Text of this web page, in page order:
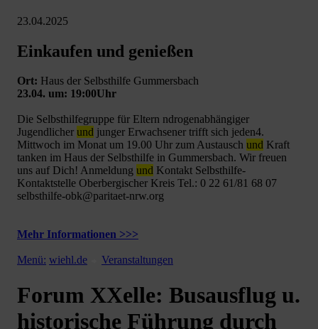
23.04.2025
Einkaufen und genießen
Ort: Haus der Selbsthilfe Gummersbach
23.04. um: 19:00Uhr
Die Selbsthilfegruppe für Eltern ndrogenabhängiger
Jugendlicher und junger Erwachsener trifft sich jeden4.
Mittwoch im Monat um 19.00 Uhr zum Austausch und Kraft
tanken im Haus der Selbsthilfe in Gummersbach. Wir freuen
uns auf Dich! Anmeldung und Kontakt Selbsthilfe-
Kontaktstelle Oberbergischer Kreis Tel.: 0 22 61/81 68 07
selbsthilfe-obk@paritaet-nrw.org
Mehr Informationen >>>
Menü: wiehl.de Veranstaltungen
Forum XXelle: Busausflug u.
historische Führung durch